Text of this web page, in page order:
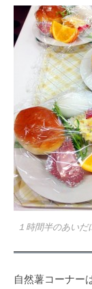
１時間半のあいだ
自然薯コーナーは